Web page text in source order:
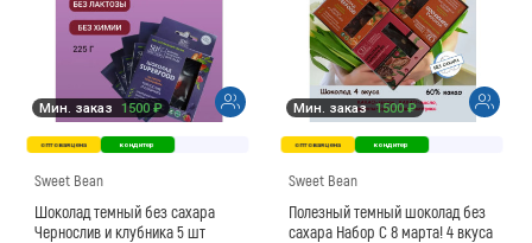
Мин. заказ 1500 ₽
оптовая цена кондитер
Sweet Bean
Шоколад темный без сахара
Чернослив и клубника 5 шт
Мин. заказ 1500 ₽
оптовая цена кондитер
Sweet Bean
Полезный темный шоколад без
сахара Набор С 8 марта! 4 вкуса